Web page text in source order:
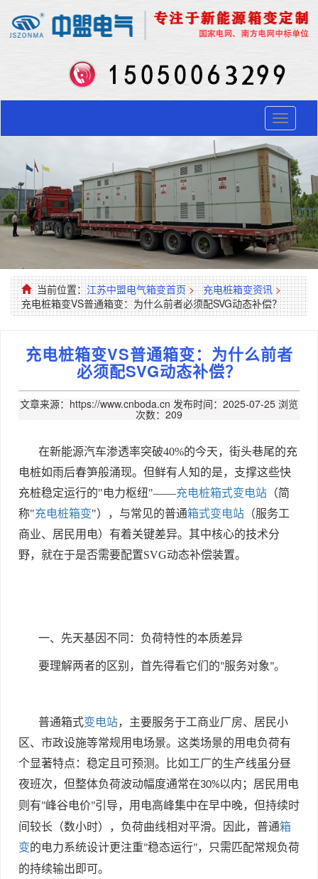
Toggle
当前位置：江苏中盟电气箱变首页 > 充电桩箱变资讯 >
充电桩箱变VS普通箱变：为什么前者必须配SVG动态补偿？
充电桩箱变VS普通箱变：为什么前者
必须配SVG动态补偿？
文章来源：https://www.cnboda.cn 发布时间：2025-07-25 浏览
次数：209
在新能源汽车渗透率突破40%的今天，街头巷尾的充
电桩如雨后春笋般涌现。但鲜有人知的是，支撑这些快
充桩稳定运行的"电力枢纽"——充电桩箱式变电站 （简
称"充电桩箱变"），与常见的普通箱式变电站 （服务工
商业、居民用电）有着关键差异。其中核心的技术分
野，就在于是否需要配置SVG动态补偿装置。
一、先天基因不同：负荷特性的本质差异
要理解两者的区别，首先得看它们的"服务对象"。
普通箱式变电站，主要服务于工商业厂房、居民小
区、市政设施等常规用电场景。这类场景的用电负荷有
个显著特点：稳定且可预测。比如工厂的生产线虽分昼
夜班次，但整体负荷波动幅度通常在30%以内；居民用电
则有"峰谷电价"引导，用电高峰集中在早中晚，但持续时
间较长（数小时），负荷曲线相对平滑。因此，普通箱
变的电力系统设计更注重"稳态运行"，只需匹配常规负荷
的持续输出即可。